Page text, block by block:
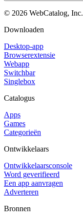
© 2026 WebCatalog, Inc.
Downloaden
Desktop-app
Browserextensie
Webapp
Switchbar
Singlebox
Catalogus
Apps
Games
Categorieën
Ontwikkelaars
Ontwikkelaarsconsole
Word geverifieerd
Een app aanvragen
Adverteren
Bronnen